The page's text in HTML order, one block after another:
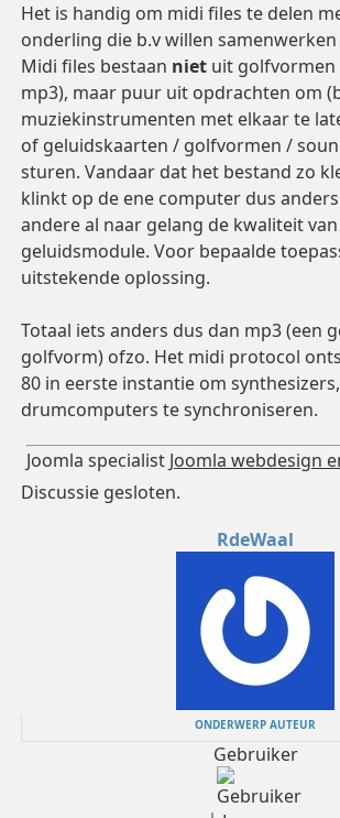
Het is handig om midi files te delen
onderling die b.v willen
Midi files bestaan nietuit golfvormen
mp3), maar puur uit opdrachten om
muziekinstrumenten met elkaar te
of geluidskaarten / golfvormen /
sturen. Vandaar dat het bestand zo
klinkt op de ene computer dus
andere al naar gelang de kwaliteit
geluidsmodule. Voor bepaalde
uitstekende oplossing.
Totaal iets anders dus dan mp3 (een
golfvorm) ofzo. Het midi protocol
80 in eerste instantie om
drumcomputers te synchroniseren.
Joomla specialist Joomla webdesign
Discussie gesloten.
RdeWaal
ONDERWERP AUTEUR
Gebruiker